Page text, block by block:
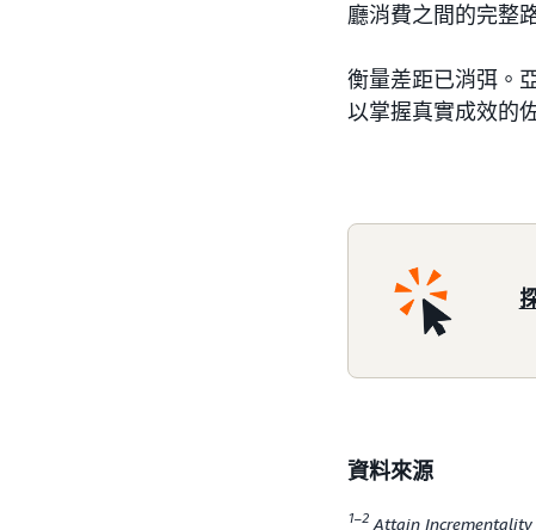
廳消費之間的完整
衡量差距已消弭。
以掌握真實成效的
資料來源
1–2 Attain Incrementality